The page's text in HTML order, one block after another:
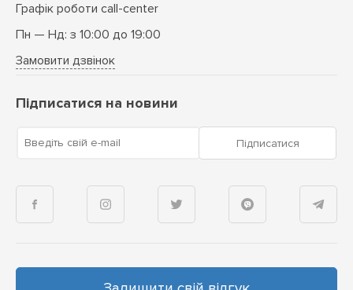
Графік роботи call-center
Пн — Нд: з 10:00 до 19:00
Замовити дзвінок
Підписатися на новини
Введіть свій e-mail Підписатися